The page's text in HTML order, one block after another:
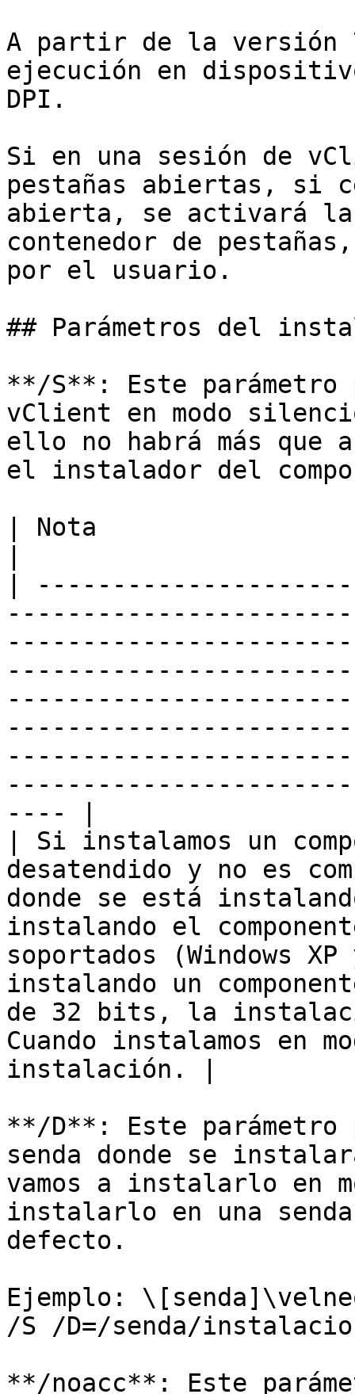
A partir de la versión
ejecución en
DPI.
Si en una sesión de
pestañas abiertas, si
abierta, se activará
contenedor de
por el usuario.
## Parámetros del
**/S**: Este
vClient en modo
ello no habrá más que
el instalador del
| Nota
|
---- |
| Si instalamos un
desatendido y no es
donde se está
instalando el
soportados (Windows
instalando un
de 32 bits, la
Cuando instalamos en
instalación. |
**/D**: Este
senda donde se
vamos a instalarlo en
instalarlo en una
defecto.
Ejemplo:
/S /D=/senda/
**/noacc**: Este